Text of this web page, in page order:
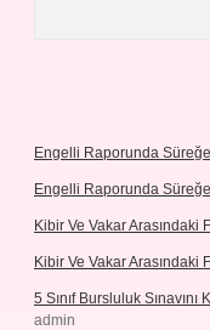
Engelli Raporunda
Engelli Raporunda
Kibir Ve Vakar Arasındaki
Kibir Ve Vakar Arasındaki
5 Sınıf Bursluluk
admin